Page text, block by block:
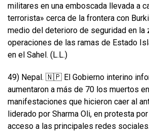
militares en una emboscada llevada a
terrorista» cerca de la frontera con
medio del deterioro de seguridad en la
operaciones de las ramas de Estado
en el Sahel. (L.L.)
49) Nepal. 🇳🇵 El Gobierno interino
aumentaron a más de 70 los muertos
manifestaciones que hicieron caer al
liderado por Sharma Oli, en protesta
acceso a las principales redes